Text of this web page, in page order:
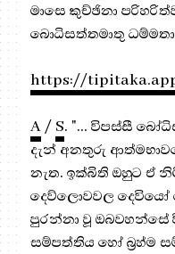
මාසෙ කුච්ඡිනා
බොධිසත්තමාතු
https://
A / S. "... විපස්සී
දැන් අනතුරු
නැත. ඉක්බිති ඔහුට ඒ
දෙව්ලොවවල දෙවියෝ
පුරන්නා වූ ඔබවහන්සේ
සම්පත්තිය හෝ බ්‍රහ්ම